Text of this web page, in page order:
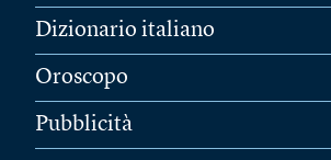
Dizionario italiano
Oroscopo
Pubblicità